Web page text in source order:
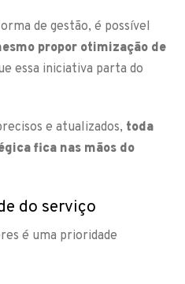
de gestão, é possível
propor otimização de
essa iniciativa parta do
e atualizados, toda
fica nas mãos do
do serviço
é uma prioridade